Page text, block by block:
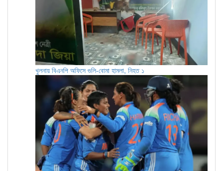
খুলনায় বিএনপি অফিসে গুলি-বোমা হামলা, নিহত ১